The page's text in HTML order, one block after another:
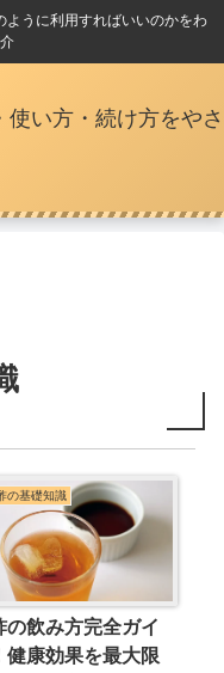
ように利用すればいいのかをわ
い方・続け方をやさ
の基礎知識
の飲み方完全ガイ
健康効果を最大限